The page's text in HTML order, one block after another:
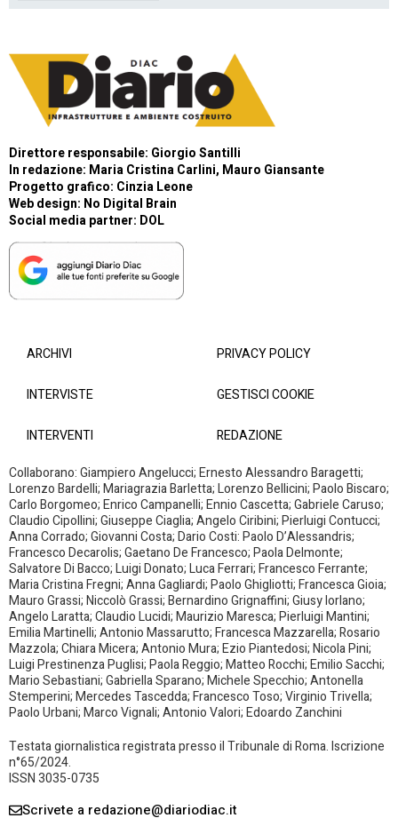
Direttore responsabile: Giorgio Santilli
In redazione: Maria Cristina Carlini, Mauro Giansante
Progetto grafico: Cinzia Leone
Web design: No Digital Brain
Social media partner: DOL
ARCHIVI
INTERVISTE
INTERVENTI
PRIVACY POLICY
GESTISCI COOKIE
REDAZIONE
Collaborano: Giampiero Angelucci; Ernesto Alessandro Baragetti;
Lorenzo Bardelli; Mariagrazia Barletta; Lorenzo Bellicini; Paolo Biscaro;
Carlo Borgomeo; Enrico Campanelli; Ennio Cascetta; Gabriele Caruso;
Claudio Cipollini; Giuseppe Ciaglia; Angelo Ciribini; Pierluigi Contucci;
Anna Corrado; Giovanni Costa; Dario Costi: Paolo D’Alessandris;
Francesco Decarolis; Gaetano De Francesco; Paola Delmonte;
Salvatore Di Bacco; Luigi Donato; Luca Ferrari; Francesco Ferrante;
Maria Cristina Fregni; Anna Gagliardi; Paolo Ghigliotti; Francesca Gioia;
Mauro Grassi; Niccolò Grassi; Bernardino Grignaffini; Giusy Iorlano;
Angelo Laratta; Claudio Lucidi; Maurizio Maresca; Pierluigi Mantini;
Emilia Martinelli; Antonio Massarutto; Francesca Mazzarella; Rosario
Mazzola; Chiara Micera; Antonio Mura; Ezio Piantedosi; Nicola Pini;
Luigi Prestinenza Puglisi; Paola Reggio; Matteo Rocchi; Emilio Sacchi;
Mario Sebastiani; Gabriella Sparano; Michele Specchio; Antonella
Stemperini; Mercedes Tascedda; Francesco Toso; Virginio Trivella;
Paolo Urbani; Marco Vignali; Antonio Valori; Edoardo Zanchini
Testata giornalistica registrata presso il Tribunale di Roma. Iscrizione
n°65/2024.
ISSN 3035-0735
Scrivete a redazione@diariodiac.it